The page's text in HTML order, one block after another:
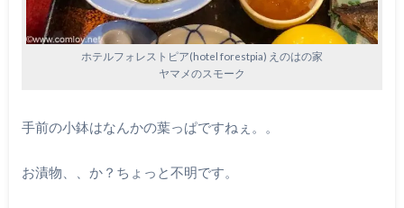
ホテルフォレストピア(hotel forestpia) えのはの家
ヤマメのスモーク
手前の小鉢はなんかの葉っぱですねぇ。。
お漬物、、か？ちょっと不明です。